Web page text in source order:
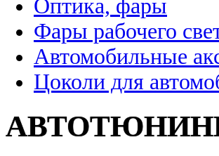
Оптика, фары
Фары рабочего
Автомобильные
Цоколи для